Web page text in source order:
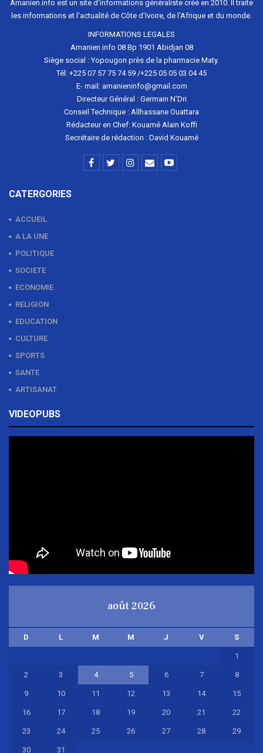
Amanien.info est un site d'informations généraliste créé en 2010. Il traite
les informations et l'actualité de Côte d'Ivoire, de l'Afrique et du monde.
INFORMATIONS LEGALES
Amanien.info 08 Bp 1901 Abidjan 08
Siège social : Yopougon près de la pharmacie Maty.
Tél: +225 07 57 75 74 59 /+225 05 05 03 04 45
E- mail: amanieninfo@gmail.com
Directeur Général : Germain N'Dri
Conseil Technique : Allhassane Ouattara
Rédacteur en Chef: Kouamé Alain Koffi
Secrétaire de rédaction : David Kouamé
CATERGORIES
ACCUEIL
A LA UNE
POLITIQUE
SOCIETE
ECONOMIE
RELIGION
EDUCATION
CULTURE
SPORTS
SANTE
ARTISANAT
VIDEOPUBS
août 2026
D L M M J V S
1
2 3 4 5 6 7 8
9 10 11 12 13 14 15
16 17 18 19 20 21 22
23 24 25 26 27 28 29
30 31